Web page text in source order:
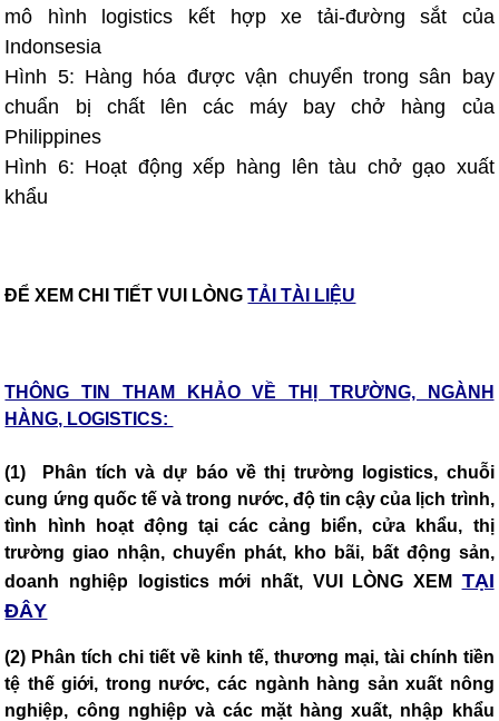
mô hình logistics kết hợp xe tải-đường sắt của
Indonsesia
Hình 5: Hàng hóa được vận chuyển trong sân bay
chuẩn bị chất lên các máy bay chở hàng của
Philippines
Hình 6: Hoạt động xếp hàng lên tàu chở gạo xuất
khẩu
ĐỂ XEM CHI TIẾT VUI LÒNGTẢI TÀI LIỆU
THÔNG TIN THAM KHẢO VỀ THỊ TRƯỜNG, NGÀNH
HÀNG, LOGISTICS:
(1) Phân tích và dự báo về thị trường logistics, chuỗi
cung ứng quốc tế và trong nước, độ tin cậy của lịch trình,
tình hình hoạt động tại các cảng biển, cửa khẩu, thị
trường giao nhận, chuyển phát, kho bãi, bất động sản,
doanh nghiệp logistics mới nhất, VUI LÒNG XEM
TẠI
ĐÂY
(2) Phân tích chi tiết về kinh tế, thương mại, tài chính tiền
tệ thế giới, trong nước, các ngành hàng sản xuất nông
nghiệp, công nghiệp và các mặt hàng xuất, nhập khẩu